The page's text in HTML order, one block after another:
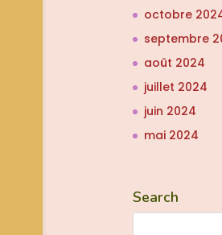
octobre
septembre
août 2024
juillet 2024
juin 2024
mai 2024
Search